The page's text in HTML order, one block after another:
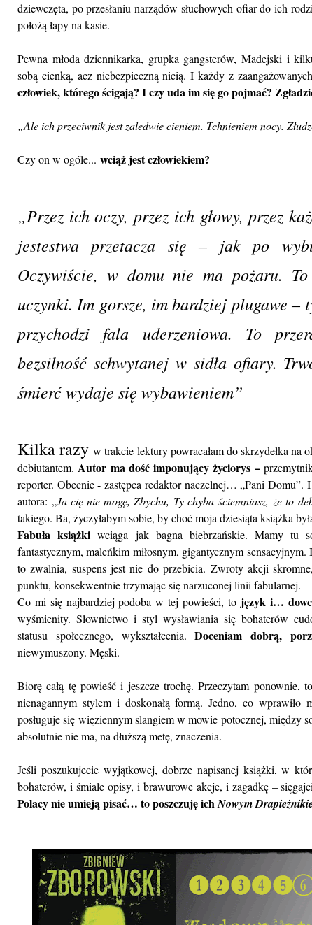
dziewczęta, po przesłaniu narządów słuchowych ofiar do ich
położą łapy na kasie.
Pewna młoda dziennikarka, grupka gangsterów, Madejski i
sobą cienką, acz niebezpieczną nicią. I każdy z
człowiek, którego ścigają? I czy uda im się go pojmać?
„Ale ich przeciwnik jest zaledwie cieniem. Tchnieniem nocy.
Czy on w ogóle... wciąż jest człowiekiem?
„Przez ich oczy, przez ich głowy, przez
jestestwa przetacza się – jak po
Oczywiście, w domu nie ma pożaru.
uczynki. Im gorsze, im bardziej plugawe –
przychodzi fala uderzeniowa. To
bezsilność schwytanej w sidła ofiary.
śmierć wydaje się wybawieniem”
Kilka razyw trakcie lektury powracałam do skrzydełka na
debiutantem. Autor ma dość imponujący życiorys –
reporter. Obecnie - zastępca redaktor naczelnej… „Pani Domu”.
autora: „Ja-cię-nie-mogę, Zbychu, Ty chyba ściemniasz, że to
takiego. Ba, życzyłabym sobie, by choć moja dziesiąta książka
Fabuła książki wciąga jak bagna biebrzańskie. Mamy tu
fantastycznym, maleńkim miłosnym, gigantycznym
to zwalnia, suspens jest nie do przebicia. Zwroty akcji
punktu, konsekwentnie trzymając się narzuconej linii fabularnej.
Co mi się najbardziej podoba w tej powieści, tojęzyk i…
wyśmienity. Słownictwo i styl wysławiania się bohaterów
statusu społecznego, wykształcenia.Doceniam dobrą,
niewymuszony. Męski.
Biorę całą tę powieść i jeszcze trochę. Przeczytam ponownie,
nienagannym stylem i doskonałą formą. Jedno, co
posługuje się więziennym slangiem w mowie potocznej, między
absolutnie nie ma, na dłuższą metę, znaczenia.
Jeśli poszukujecie wyjątkowej, dobrze napisanej książki, w
bohaterów, i śmiałe opisy, i brawurowe akcje, i zagadkę –
Polacy nie umieją pisać… to poszczuję ichNowym